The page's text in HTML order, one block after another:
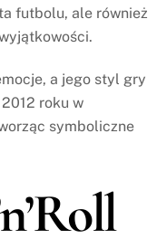
futbolu, ale również
a jego styl gry
roku w
symboliczne